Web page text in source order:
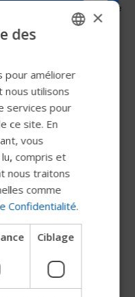
du fauteuil roulant. Le
les utilisateurs
ou neuromusculaires.
force (env. 8 g) et de
facile
reliés à des interfaces
SWEDISH
DUTCH
GERMAN
DANISH
NORWEGIAN
CHINESE (SIMPLIFIED)
SPANISH
×
des
pour améliorer
nous utilisons
services pour
ce site. En
vous
compris et
nous traitons
comme
Confidentialité.
Ciblage